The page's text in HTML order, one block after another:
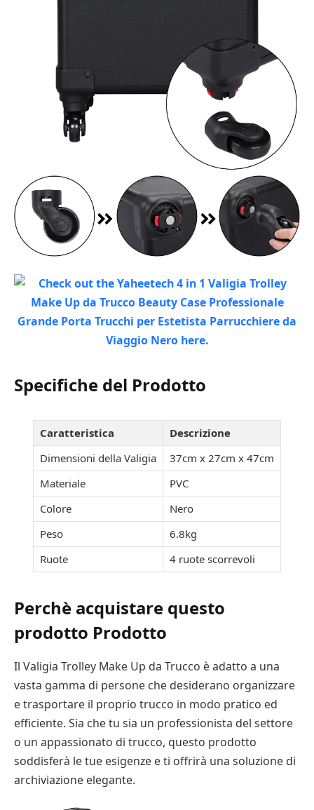
Specifiche del Prodotto
Caratteristica
Descrizione
Dimensioni della Valigia
37cm x 27cm x 47cm
Materiale
PVC
Colore
Nero
Peso
6.8kg
Ruote
4 ruote scorrevoli
Perchè acquistare questo
prodotto Prodotto
Il Valigia Trolley Make Up da Trucco è adatto a una
vasta gamma di persone che desiderano organizzare
e trasportare il proprio trucco in modo pratico ed
efficiente. Sia che tu sia un professionista del settore
o un appassionato di trucco, questo prodotto
soddisferà le tue esigenze e ti offrirà una soluzione di
archiviazione elegante.